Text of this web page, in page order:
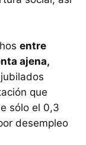
entre
ajena,
que
sólo el 0,3
desempleo